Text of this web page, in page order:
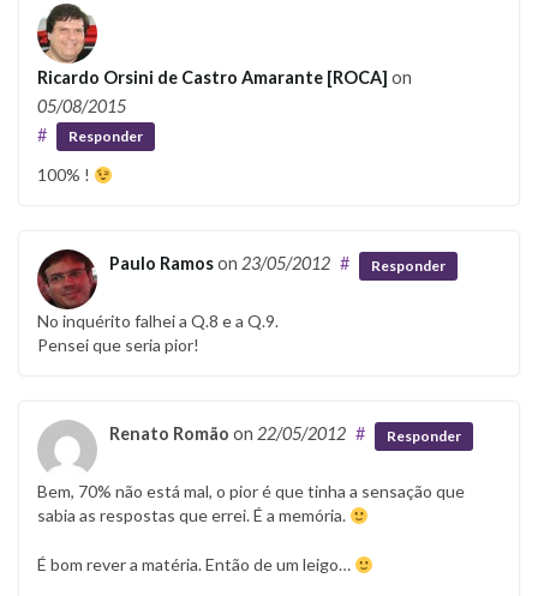
Ricardo Orsini de Castro Amarante [ROCA] on
05/08/2015
#
Responder
100% !
Paulo Ramoson 23/05/2012 # Responder
No inquérito falhei a Q.8 e a Q.9.
Pensei que seria pior!
Renato Romão on 22/05/2012 # Responder
Bem, 70% não está mal, o pior é que tinha a sensação que
sabia as respostas que errei. É a memória.
É bom rever a matéria. Então de um leigo…